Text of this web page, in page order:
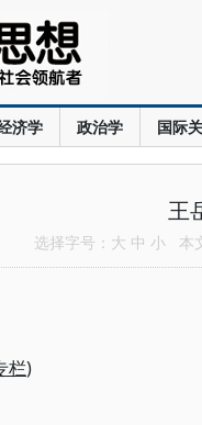
济学 政治学 国际
王
选择字号： 大 中 小 本
栏)